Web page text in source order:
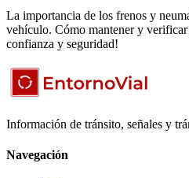
La importancia de los frenos y
vehículo. Cómo mantener y verificar
confianza y seguridad!
Información de tránsito, señales y
Navegación